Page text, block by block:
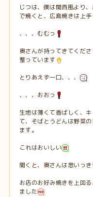
じつは、僕は関西風より
で焼くと、広島焼きは上
、、、むむっ
奥さんが持ってきてくだ
整っています
とりあえず一口、、、
、、、おおっ
生地は薄くて香ばしく、
て、そばとうどんは野菜
ます。
これはおいしい
聞くと、奥さんは思いっ
お店のお好み焼きを上回
ました